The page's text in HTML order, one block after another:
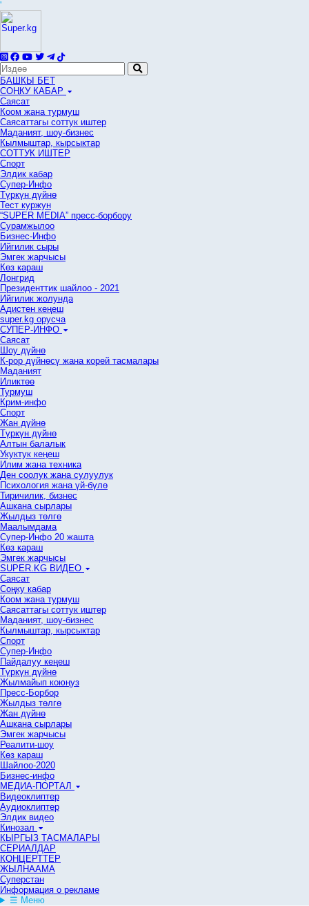
'
БАШКЫ БЕТ
СОҢКУ КАБАР
Саясат
Коом жана турмуш
Саясаттагы соттук иштер
Маданият, шоу-бизнес
Кылмыштар, кырсыктар
СОТТУК ИШТЕР
Спорт
Элдик кабар
Супер-Инфо
Түркүн дүйнө
Тест куржун
“SUPER MEDIA” пресс-борбору
Сурамжылоо
Бизнес-Инфо
Ийгилик сыры
Эмгек жарчысы
Көз караш
Лонгрид
Президенттик шайлоо - 2021
Ийгилик жолунда
Адистен кеңеш
super.kg орусча
СУПЕР-ИНФО
Саясат
Шоу дүйнө
К-рор дүйнөсү жана корей тасмалары
Маданият
Иликтөө
Турмуш
Крим-инфо
Спорт
Жан дүйнө
Түркүн дүйнө
Алтын балалык
Укуктук кеӊеш
Илим жана техника
Ден соолук жана сулуулук
Психология жана үй-бүлө
Тиричилик, бизнес
Ашкана сырлары
Жылдыз төлгө
Маалымдама
Супер-Инфо 20 жашта
Көз караш
Эмгек жарчысы
SUPER.KG ВИДЕО
Саясат
Cоңку кабар
Коом жана турмуш
Саясаттагы соттук иштер
Маданият, шоу-бизнес
Кылмыштар, кырсыктар
Спорт
Супер-Инфо
Пайдалуу кеңеш
Түркүн дүйнө
Жылмайып коюңуз
Пресс-Борбор
Жылдыз төлгө
Жан дүйнө
Ашкана сырлары
Эмгек жарчысы
Реалити-шоу
Көз караш
Шайлоо-2020
Бизнес-инфо
МЕДИА-ПОРТАЛ
Видеоклиптер
Аудиоклиптер
Элдик видео
Кинозал
КЫРГЫЗ ТАСМАЛАРЫ
СЕРИАЛДАР
КОНЦЕРТТЕР
ЖЫЛНААМА
Суперстан
Информация о рекламе
☰ Меню